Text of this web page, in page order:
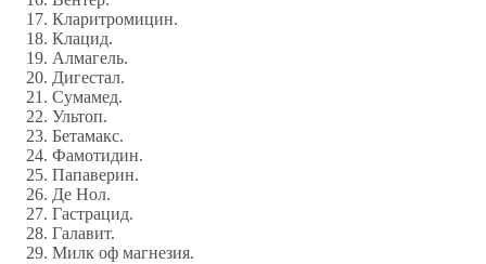
Кларитромицин.
Клацид.
Алмагель.
Дигестал.
Сумамед.
Ультоп.
Бетамакс.
Фамотидин.
Папаверин.
Де Нол.
Гастрацид.
Галавит.
Милк оф магнезия.